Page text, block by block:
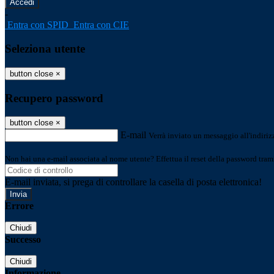
-
Entra con SPID Entra con CIE
Seleziona utente
button close ×
Recupero password
button close ×
E-mail Verrà inviato un messaggio
Non hai una e-mail associata al nome utente? Effettua il reset della password
E-mail inviata, si prega di controllare la casella di posta elettronica!
Errore
Chiudi
Successo
Chiudi